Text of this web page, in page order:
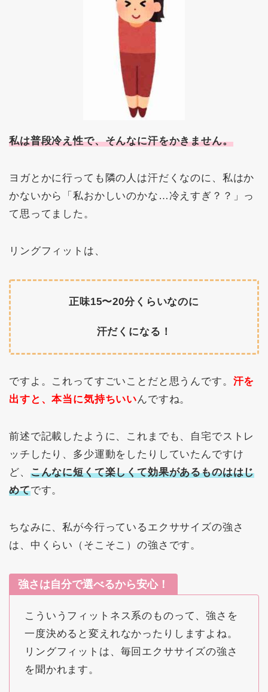
私は普段冷え性で、そんなに汗をかきません。
ヨガとかに行っても隣の人は汗だくなのに、私はか
かないから「私おかしいのかな…冷えすぎ？？」っ
て思ってました。
リングフィットは、
正味15〜20分 くらいなのに
汗だくになる！
ですよ。これってすごいことだと思うんです。 汗を
出すと、本当に気持ちいいんですね。
前述で記載したように、これまでも、自宅でストレ
ッチしたり、多少運動をしたりしていたんですけ
ど、 こんなに短くて楽しくて効果があるものははじ
めてです。
ちなみに、私が今行っているエクササイズの強さ
は、中くらい（そこそこ）の強さです。
強さは自分で選べるから安心！
こういうフィットネス系のものって、強さを
一度決めると変えれなかったりしますよね。
リングフィットは、毎回エクササイズの強さ
を聞かれます。